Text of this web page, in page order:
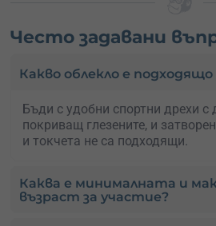
Често задавани
Какво облекло е подходящо
Бъди с удобни спортни дрехи с
покриващ глезените, и
и токчета не са подходящи.
Каква е минималната и
възраст за участие?